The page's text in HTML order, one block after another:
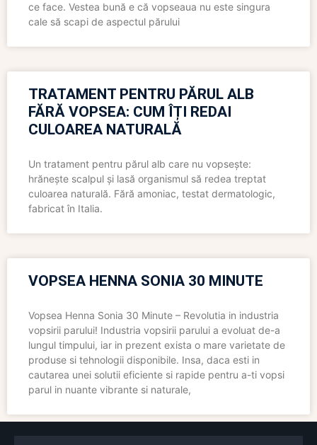
ce face. Vestea bună e că vopseaua nu este singura
cale să scapi de aspectul părului
TRATAMENT PENTRU PĂRUL ALB
FĂRĂ VOPSEA: CUM ÎȚI REDAI
CULOAREA NATURALĂ
Un tratament pentru părul alb care nu vopsește:
hrănește scalpul și lasă organismul să redea treptat
culoarea naturală. Fără amoniac, testat dermatologic,
fabricat în Italia.
VOPSEA HENNA SONIA 30 MINUTE
Vopsea Henna Sonia 30 Minute – Revolutia in industria
vopsirii parului! Industria vopsirii parului a evoluat de-a
lungul timpului, iar in prezent exista o mare varietate de
produse si tehnologii disponibile. Insa, daca esti in
cautarea unei solutii eficiente si rapide pentru a-ti vopsi
parul in nuante vibrante si naturale,